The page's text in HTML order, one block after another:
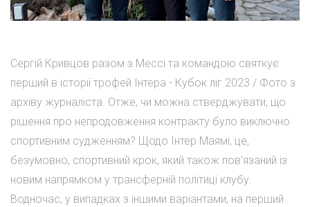
Сергій Кривцов разом з Мессі та командою святкує
перший в історії трофей Інтера - Кубок ліг 2023 / Фото з
архіву журналіста. Отже, чи можна стверджувати, що
рішення про непродовження контракту було виключно
спортивним судженням? Щодо Інтер Маямі, це,
безумовно, спортивний крок, який також пов'язаний із
новим напрямком у трансферній політиці клубу.
Водночас, у випадках з іншими варіантами, на перший